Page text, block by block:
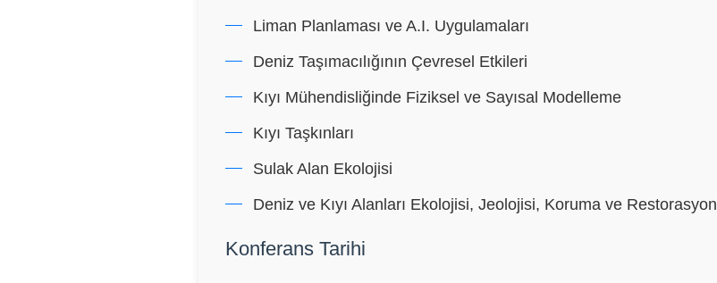
Liman Planlaması ve A.I. Uygulamaları
Deniz Taşımacılığının Çevresel Etkileri
Kıyı Mühendisliğinde Fiziksel ve Sayısal Modelleme
Kıyı Taşkınları
Sulak Alan Ekolojisi
Deniz ve Kıyı Alanları Ekolojisi, Jeolojisi, Koruma ve Restorasyon
Konferans Tarihi